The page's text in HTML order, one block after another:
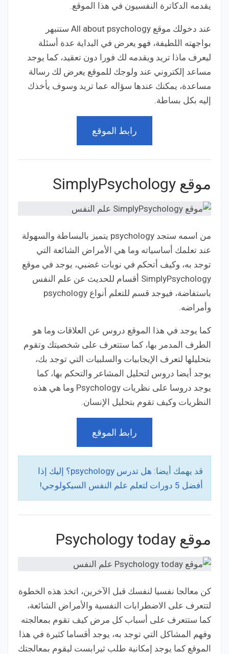
يقدمه الدكاترة النفسيون في هذا الموقع.
عند دخولك موقع All about psychology ستنبهر
بواجهته اللطيفة، فهو يعرض في البداية عدة أسئلة
ليعرف ماذا تريد ويقدمه لك فورا دون تعقيد، كما يوجد
مساعد إلكتروني عند ولوجك للموقع يعرض لك رسالة
مساعدة، يمكنك عندها سؤاله عما تريد وسوف يأخذك
إليه بكل بساطة.
رابط الموقع
موقع SimplyPsychology
من اسمه ستجد psychology يتميز بالبساطة والسهولة
عند تعلمك أساسياته وما هي الأمراض الشائعة التي
توجد به، وكيف أتحكم في نوبات غضبي، يوجد في موقع
SimplyPsychology أقسام للحديث عن علم النفس
باستفاضة، فيوجد قسم للتعلم أنواع psychology
وأمراضه.
كما يوجد في هذا الموقع دروس عن العلاقات وما هو
الطرف المدمر بها، كما ستتعرف على شخصيتك وتقوم
بتحليلها لتعرف الإيجابيات والسلبيات التي توجد بك،
يوجد أيضا دروس لتحليل المشاعر والتحكم بها، كما
يوجد دروسا على نظريات Psychology وما هي هذه
النظريات وكيف تقوم بتحليل الإنسان.
رابط الموقع
قد يهمك أيضا:
هل تدرس psychology؟ إليك إذا
أفضل 5 دورات لتعلم علم النفس السيكولوجي!
موقع Psychology today
كن معالجا نفسيا لنفسك قبل الآخرين، اتخذ هذه الخطوة
لتتعرف على الاضطرابات النفسية والأمراض الشائعة،
كما ستتعرف على أسباب كل مرض كيف تقوم بمعالجته
وفهم المشاكل التي توجد به، يوجد أقساما كثيرة في هذا
الموقع كما يوجد إمكانية طلب ثيرابست ليقوم بمعالجتك